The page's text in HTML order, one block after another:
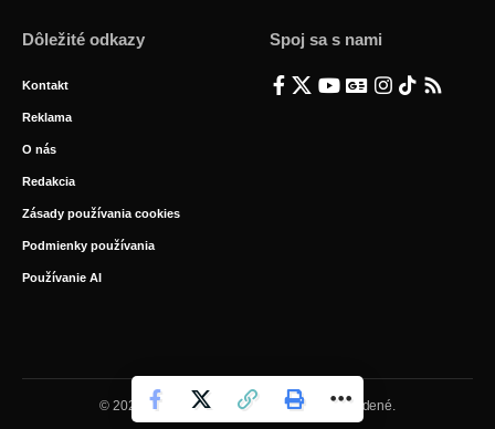
Dôležité odkazy
Kontakt
Reklama
O nás
Redakcia
Zásady používania cookies
Podmienky používania
Používanie AI
Spoj sa s nami
© 2026 BYTE Media s.r.o. Všetky práva vyhradené.